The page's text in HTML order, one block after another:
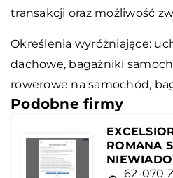
transakcji oraz możliwość
Określenia wyróżniające:
dachowe, bagażniki
rowerowe na samochód,
Podobne firmy
ROMANA
62-070